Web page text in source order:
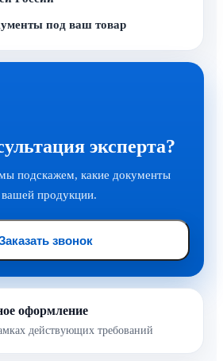
под ваш товар
эксперта?
мы подскажем, какие документы
продукции.
звонок
оформление
действующих требований